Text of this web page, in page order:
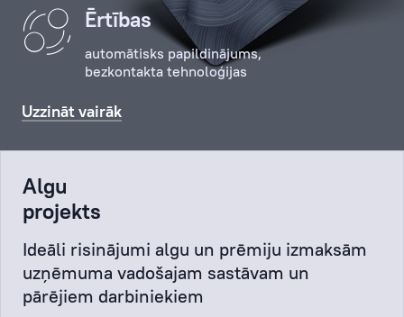
Ērtības
automātisks papildinājums,
bezkontakta tehnoloģijas
Uzzināt vairāk
Algu
projekts
Ideāli risinājumi algu un prēmiju izmaksām
uzņēmuma vadošajam sastāvam un
pārējiem darbiniekiem